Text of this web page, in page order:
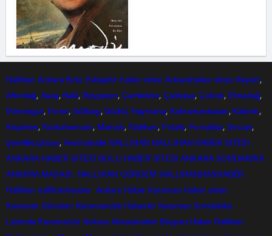
Nallıhan Ankara Bolu Eskişehir haber sitesi Ankarahabersitesi Akyurt,
Altındağ,Ayaş, Balâ, Beypazarı, Çamlıdere, Çankaya, Çubuk, Elmadağ,
Etimesgut, Evren,Gölbaşı,Güdül, Haymana, Kahramankazan, Kalecik,
Keçiören, Kızılcahamam, Mamak, Nallıhan, Polatlı, Pursaklar,Sincan,
Şereflikoçhisar,Yenimahalle NALLIHAN NALLIHAN HABER SİTESİ
ANKARA HABER SİTESİ BOLU HABER SİTESİ ANKARA SONDAKİKA
ANKARA MASASI NALLIHAN GÜNDEM NALLIHANHASHABER
Nallihan nallihanhasber Ankara Haber Karaman Haber sitesi
Karaman Gündem Karamandan Haberler Karaman Sondakika
Larende Karaman24 Ankara Ankarahaber Beyparı Haber Nallıhan